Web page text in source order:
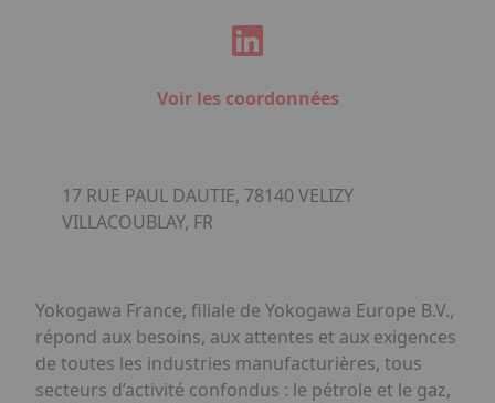
Voir les coordonnées
17 RUE PAUL DAUTIE, 78140 VELIZY
VILLACOUBLAY, FR
Yokogawa France, filiale de Yokogawa Europe B.V.,
répond aux besoins, aux attentes et aux exigences
de toutes les industries manufacturières, tous
secteurs d’activité confondus : le pétrole et le gaz,